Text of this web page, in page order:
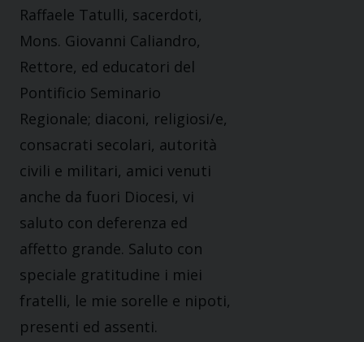
Raffaele Tatulli, sacerdoti,
Mons. Giovanni Caliandro,
Rettore, ed educatori del
Pontificio Seminario
Regionale; diaconi, religiosi/e,
consacrati secolari, autorità
civili e militari, amici venuti
anche da fuori Diocesi, vi
saluto con deferenza ed
affetto grande. Saluto con
speciale gratitudine i miei
fratelli, le mie sorelle e nipoti,
presenti ed assenti.